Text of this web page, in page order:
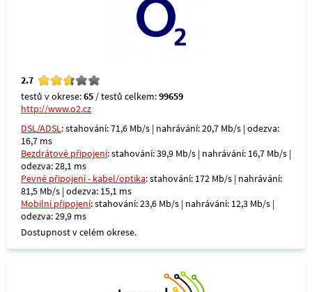
2.7
testů v okrese:65 / testů celkem:99659
http://www.o2.cz
DSL/ADSL: stahování: 71,6 Mb/s | nahrávání: 20,7 Mb/s | odezva:
16,7 ms
Bezdrátové připojení: stahování: 39,9 Mb/s | nahrávání: 16,7 Mb/s |
odezva: 28,1 ms
Pevné připojení - kabel/optika: stahování: 172 Mb/s | nahrávání:
81,5 Mb/s | odezva: 15,1 ms
Mobilní připojení: stahování: 23,6 Mb/s | nahrávání: 12,3 Mb/s |
odezva: 29,9 ms
Dostupnost v celém okrese.